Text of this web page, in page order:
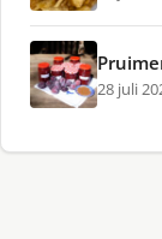
28 juli